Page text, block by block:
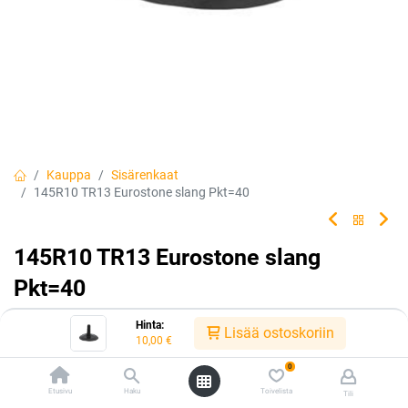
Hinta:
10,00 € Lisää ostoskoriin
Etusivu Haku
0
Toivelista Tili
Kauppa
Sisärenkaat
145R10 TR13 Eurostone slang Pkt=40
145R10 TR13 Eurostone slang
Pkt=40
Tuotekoodi: 305543
€ / kpl
Toimittajilla (kotimaa): Saatavilla